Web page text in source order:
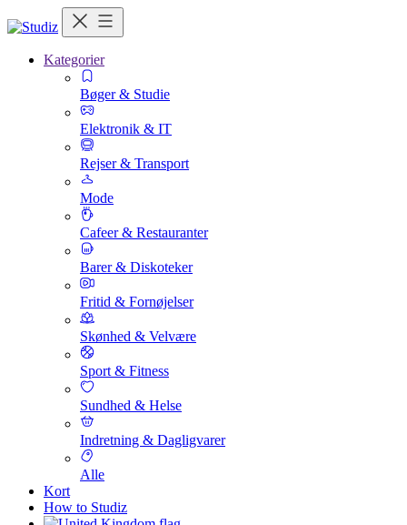
Kategorier
Bøger & Studie
Elektronik & IT
Rejser & Transport
Mode
Cafeer & Restauranter
Barer & Diskoteker
Fritid & Fornøjelser
Skønhed & Velvære
Sport & Fitness
Sundhed & Helse
Indretning & Dagligvarer
Alle
Kort
How to Studiz